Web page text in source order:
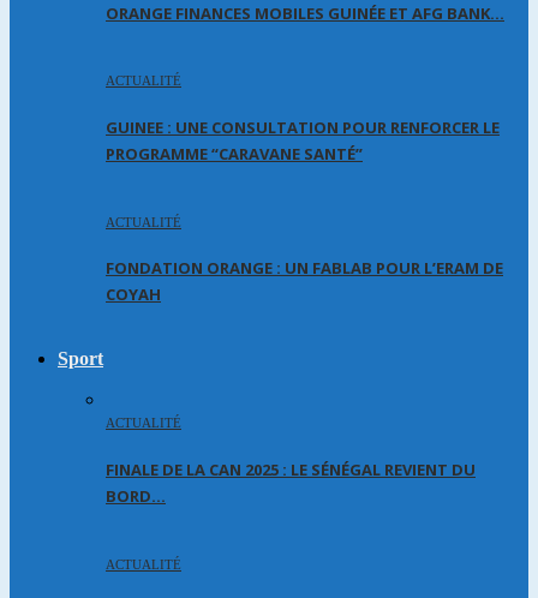
ORANGE FINANCES MOBILES GUINÉE ET AFG BANK…
ACTUALITÉ
GUINEE : UNE CONSULTATION POUR RENFORCER LE
PROGRAMME “CARAVANE SANTÉ”
ACTUALITÉ
FONDATION ORANGE : UN FABLAB POUR L’ERAM DE
COYAH
Sport
ACTUALITÉ
FINALE DE LA CAN 2025 : LE SÉNÉGAL REVIENT DU
BORD…
ACTUALITÉ